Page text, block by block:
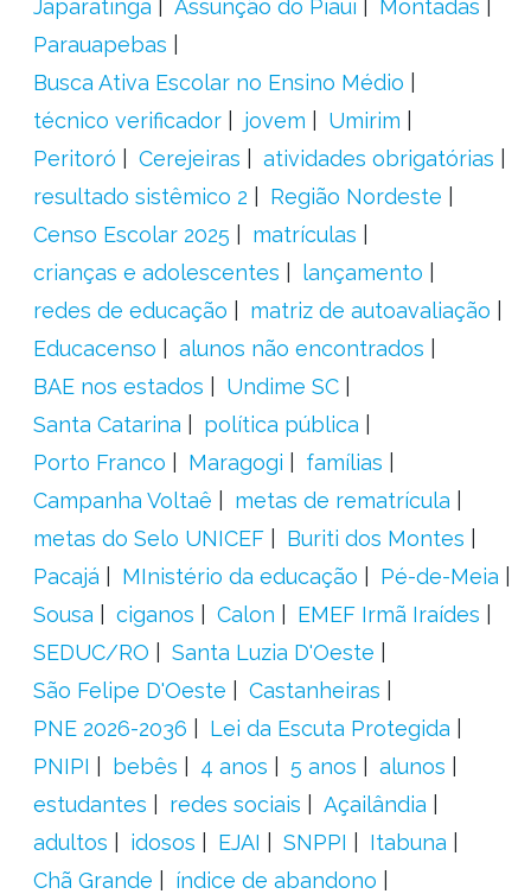
Japaratinga Assunção do Piauí
Montadas
Parauapebas
Busca Ativa Escolar no Ensino Médio
técnico verificador
jovem
Umirim
Peritoró
Cerejeiras
atividades obrigatórias
resultado sistêmico 2
Região Nordeste
Censo Escolar 2025
matrículas
crianças e adolescentes
lançamento
redes de educação
matriz de autoavaliação
Educacenso
alunos não encontrados
BAE nos estados
Undime SC
Santa Catarina
política pública
Porto Franco
Maragogi
famílias
Campanha Voltaê
metas de rematrícula
metas do Selo UNICEF
Buriti dos Montes
Pacajá
MInistério da educação
Pé-de-Meia
Sousa
ciganos Calon
EMEF Irmã Iraídes
SEDUC/RO
Santa Luzia D'Oeste
São Felipe D'Oeste
Castanheiras
PNE 2026-2036
Lei da Escuta Protegida
PNIPI
bebês 4 anos 5 anos
alunos
estudantes
redes sociais
Açailândia
adultos
idosos EJAI SNPPI
Itabuna
Chã Grande
índice de abandono